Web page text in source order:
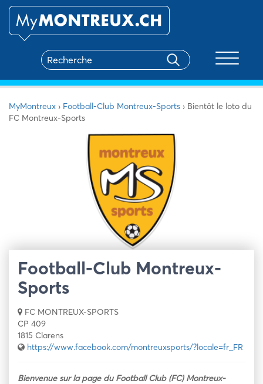
MyMontreux › Football-Club Montreux-Sports › Bientôt le loto du
FC Montreux-Sports
Football-Club Montreux-
Sports
FC MONTREUX-SPORTS
CP 409
1815 Clarens
https://www.facebook.com/montreuxsports/?locale=fr_FR
Bienvenue sur la page du Football Club (FC) Montreux-